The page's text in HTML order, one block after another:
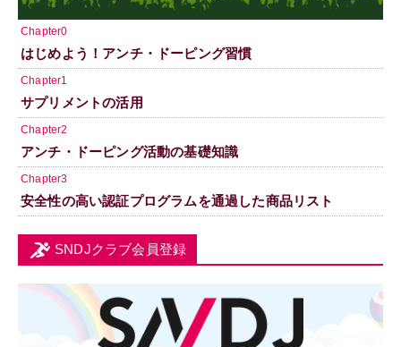
Chapter0
はじめよう！アンチ・ドーピング習慣
Chapter1
サプリメントの活用
Chapter2
アンチ・ドーピング活動の基礎知識
Chapter3
安全性の高い認証プログラムを通過した商品リスト
SNDJクラブ会員登録